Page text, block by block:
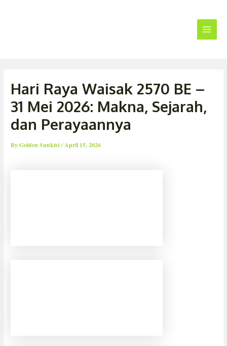
Menu
Hari Raya Waisak 2570 BE –
31 Mei 2026: Makna, Sejarah,
dan Perayaannya
ByGolden Sunkist/April 15, 2026